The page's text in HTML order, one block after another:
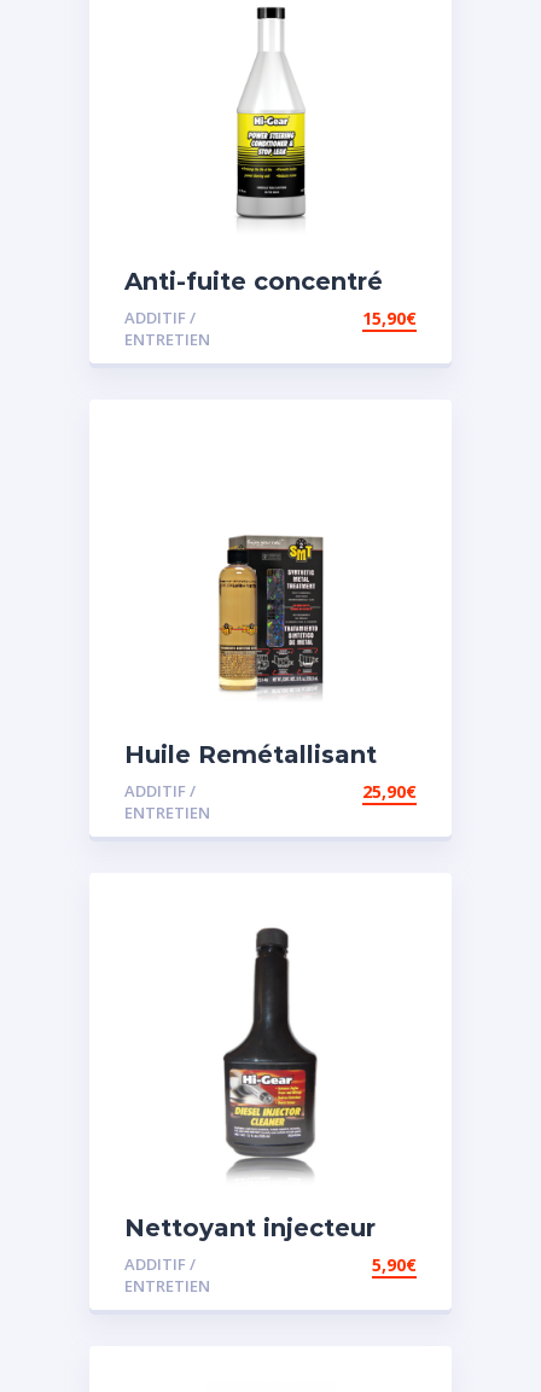
Anti-fuite concentré
pour direction
assistée
ADDITIF /
ENTRETIEN
15,90€
Huile Remétallisant
Moteur SMT2
ADDITIF /
ENTRETIEN
25,90€
Nettoyant injecteur
diesel
ADDITIF /
ENTRETIEN
5,90€